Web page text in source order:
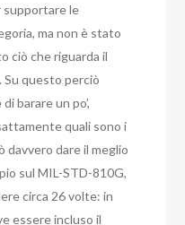
supportare le
ma non è stato
che riguarda il
Su questo perciò
barare un po’,
quali sono i
davvero dare il meglio
sul MIL-STD-810G,
circa 26 volte: in
essere incluso il